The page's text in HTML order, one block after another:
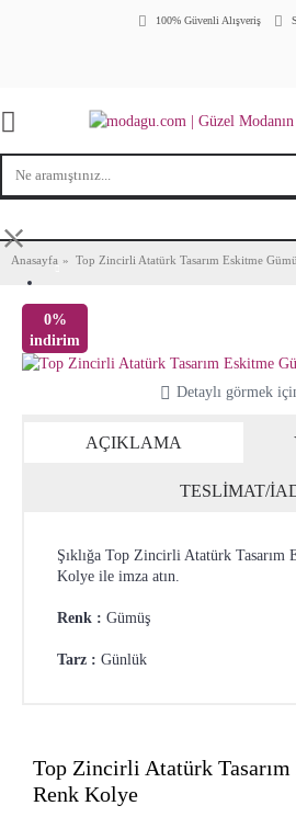
100% Güvenli Alışveriş
⤬
Anasayfa Top Zincirli Atatürk Tasarım Eskitme
0%
indirim
Detaylı görmek
AÇIKLAMA
TESLİMAT/
Şıklığa Top Zincirli Atatürk Tasarım
Kolye ile imza atın.
Renk : Gümüş
Tarz : Günlük
Top Zincirli Atatürk Tasarım
Renk Kolye